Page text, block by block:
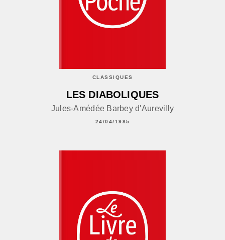
CLASSIQUES
LES DIABOLIQUES
Jules-Amédée Barbey d'Aurevilly
24/04/1985